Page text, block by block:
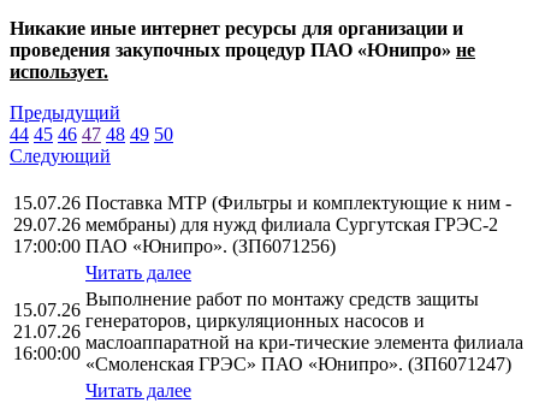
Никакие иные интернет ресурсы для организации и
проведения закупочных процедур ПАО «Юнипро» не
использует.
Предыдущий
44 45 46 47 48 49 50
Следующий
15.07.26
29.07.26
17:00:00
Поставка МТР (Фильтры и комплектующие к ним -
мембраны) для нужд филиала Сургутская ГРЭС-2
ПАО «Юнипро». (ЗП6071256)
Читать далее
15.07.26
21.07.26
16:00:00
Выполнение работ по монтажу средств защиты
генераторов, циркуляционных насосов и
маслоаппаратной на кри-тические элемента филиала
«Смоленская ГРЭС» ПАО «Юнипро». (ЗП6071247)
Читать далее